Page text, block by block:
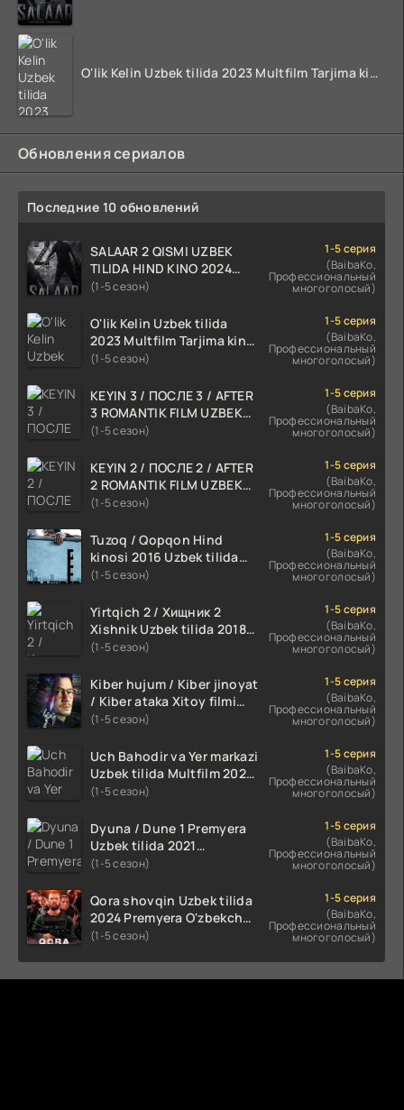
O'lik Kelin Uzbek tilida 2023 Multfilm Tarjima kino skachat
Обновления сериалов
Последние 10 обновлений
SALAAR 2 QISMI UZBEK
TILIDA HIND KINO 2024
TARJIMA 720p HD Skachat
(1-5 сезон)
1-5 серия
(BaibaKo,
Профессиональный
многоголосый)
O'lik Kelin Uzbek tilida
2023 Multfilm Tarjima kino
skachat
(1-5 сезон)
1-5 серия
(BaibaKo,
Профессиональный
многоголосый)
KEYIN 3 / ПОСЛЕ 3 / AFTER
3 ROMANTIK FILM UZBEK
TILIDA 2021 TARJIMA FILM
(1-5 сезон)
1-5 серия
(BaibaKo,
Профессиональный
многоголосый)
KEYIN 2 / ПОСЛЕ 2 / AFTER
2 ROMANTIK FILM UZBEK
TILIDA 2020 TARJIMA FILM
(1-5 сезон)
1-5 серия
(BaibaKo,
Профессиональный
многоголосый)
Tuzoq / Qopqon Hind
kinosi 2016 Uzbek tilida
tarjima film HD
(1-5 сезон)
1-5 серия
(BaibaKo,
Профессиональный
многоголосый)
Yirtqich 2 / Хищник 2
Xishnik Uzbek tilida 2018-
2024 O'zbekcha tarjima
(1-5 сезон)
1-5 серия
(BaibaKo,
Профессиональный
многоголосый)
Kiber hujum / Kiber jinoyat
/ Kiber ataka Xitoy filmi
Uzbek tilida O'zbekcha
HD skachat
(1-5 сезон)
1-5 серия
(BaibaKo,
Профессиональный
многоголосый)
Uch Bahodir va Yer markazi
Uzbek tilida Multfilm 2025
tarjima HD skachat
(1-5 сезон)
1-5 серия
(BaibaKo,
Профессиональный
многоголосый)
Dyuna / Dune 1 Premyera
Uzbek tilida 2021
O'zbekcha tarjima kino HD
(1-5 сезон)
1-5 серия
(BaibaKo,
Профессиональный
многоголосый)
Qora shovqin Uzbek tilida
2024 Premyera O'zbekcha
tarjima kino HD skachat
(1-5 сезон)
1-5 серия
(BaibaKo,
Профессиональный
многоголосый)